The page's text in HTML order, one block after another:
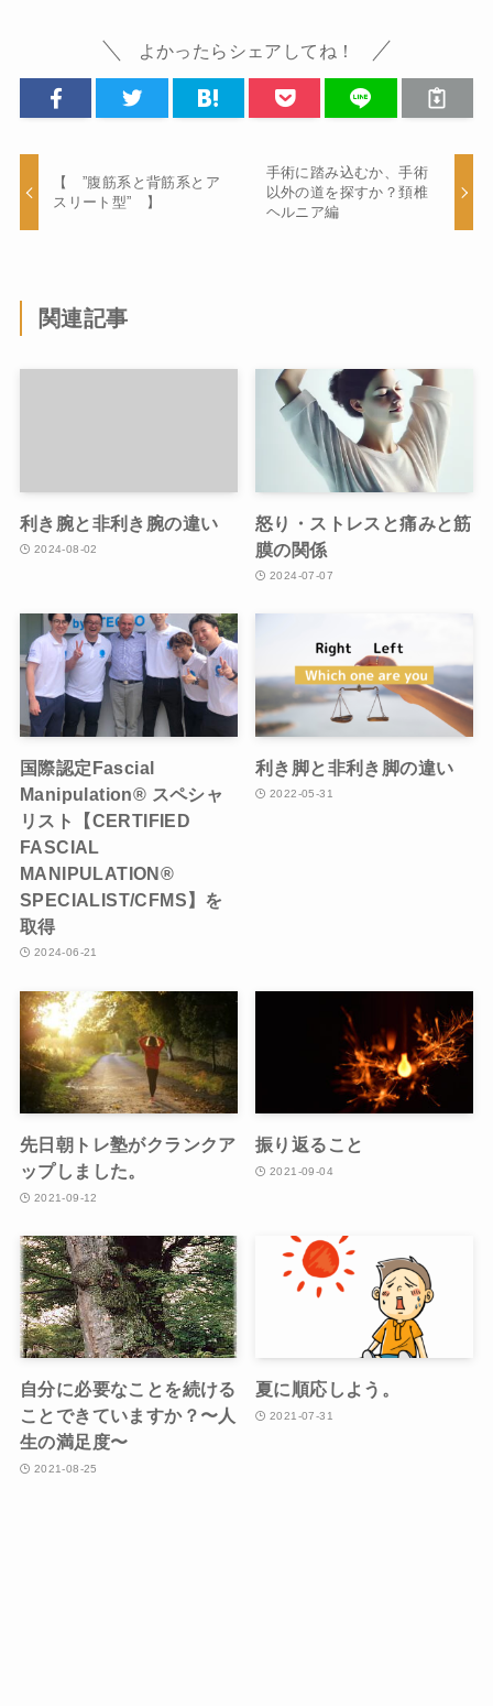
よかったらシェアしてね！
【 ”腹筋系と背筋系とア
スリート型” 】
手術に踏み込むか、手術
以外の道を探すか？頚椎
ヘルニア編
関連記事
利き腕と非利き腕の違い
2024-08-02
怒り・ストレスと痛みと筋
膜の関係
2024-07-07
国際認定Fascial
Manipulation® スペシャ
リスト【CERTIFIED
FASCIAL
MANIPULATION®
SPECIALIST/CFMS】を
取得
2024-06-21
利き脚と非利き脚の違い
2022-05-31
先日朝トレ塾がクランクア
ップしました。
2021-09-12
振り返ること
2021-09-04
自分に必要なことを続ける
ことできていますか？〜人
生の満足度〜
2021-08-25
夏に順応しよう。
2021-07-31